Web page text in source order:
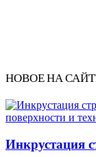
НОВОЕ НА
Инкрустация